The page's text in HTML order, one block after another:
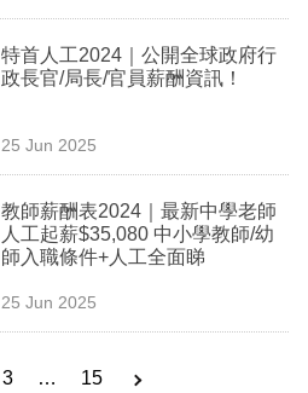
特首人工2024｜公開全球政府行
政長官/局長/官員薪酬資訊！
25 Jun 2025
教師薪酬表2024｜最新中學老師
人工起薪$35,080 中小學教師/幼
師入職條件+人工全面睇
25 Jun 2025
3 … 15